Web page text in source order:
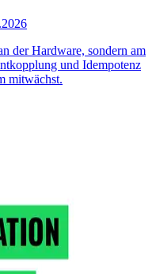
der Hardware, sondern am
und Idempotenz
mitwächst.